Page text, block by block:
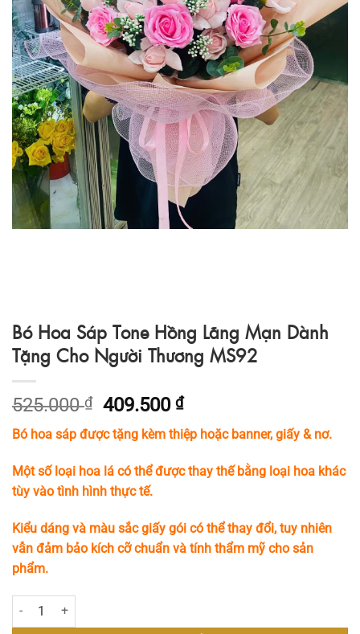
Bó Hoa Sáp Tone Hồng Lãng Mạn Dành
Tặng Cho Người Thương MS92
525.000₫
Giá
gốc
là:
525.000 ₫.
409.500₫Giá
hiện
tại
là:
409.500 ₫.
Bó hoa sáp được tặng kèm thiệp hoặc banner, giấy & nơ.
Một số loại hoa lá có thể được thay thế bằng loại hoa khác
tùy vào tình hình thực tế.
Kiểu dáng và màu sắc giấy gói có thể thay đổi, tuy nhiên
vẫn đảm bảo kích cỡ chuẩn và tính thẩm mỹ cho sản
phẩm.
Bó Hoa Sáp Tone Hồng Lãng Mạn Dành Tặng Cho Người Thương